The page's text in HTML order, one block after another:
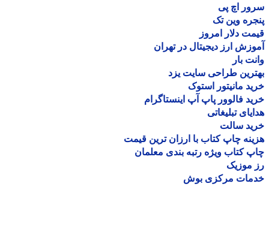
اچ پی
وین تک
دلار امروز
ارز دیجیتال در تهران
بار
طراحی سایت یزد
مانیتور استوک
فالوور پاپ آپ اینستاگرام
تبلیغاتی
سالت
چاپ کتاب با ارزان ترین قیمت
کتاب ویژه رتبه بندی معلمان
موزیک
مرکزی بوش